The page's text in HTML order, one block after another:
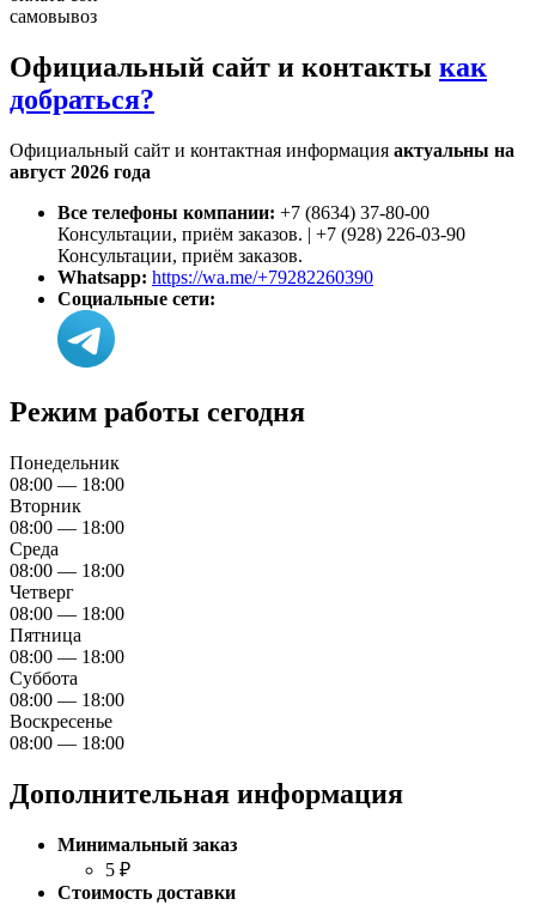
самовывоз
Официальный сайт и контакты как
добраться?
Официальный сайт и контактная информация актуальны на
август 2026 года
Все телефоны компании: +7 (8634) 37-80-00
Консультации, приём заказов. | +7 (928) 226-03-90
Консультации, приём заказов.
Whatsapp: https://wa.me/+79282260390
Социальные сети:
Режим работы сегодня
Понедельник
08:00 — 18:00
Вторник
08:00 — 18:00
Среда
08:00 — 18:00
Четверг
08:00 — 18:00
Пятница
08:00 — 18:00
Суббота
08:00 — 18:00
Воскресенье
08:00 — 18:00
Дополнительная информация
Минимальный заказ
5 ₽
Стоимость доставки